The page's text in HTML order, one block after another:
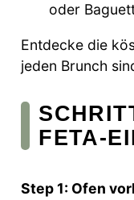
oder
Entdecke die
jeden Brunch
FETA-
Step 1: Ofen